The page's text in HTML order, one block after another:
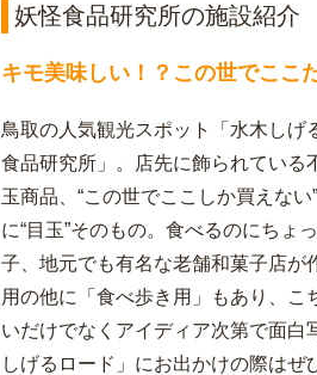
妖怪食品研究所の施設紹介
キモ美味しい！？この世でここ
鳥取の人気観光スポット「水木しげ
食品研究所」。店先に飾られている
玉商品、“この世でここしか買えな
に“目玉”そのもの。食べるのにちょ
子、地元でも有名な老舗和菓子店が
用の他に「食べ歩き用」もあり、
いだけでなくアイディア次第で面白
しげるロード」にお出かけの際は